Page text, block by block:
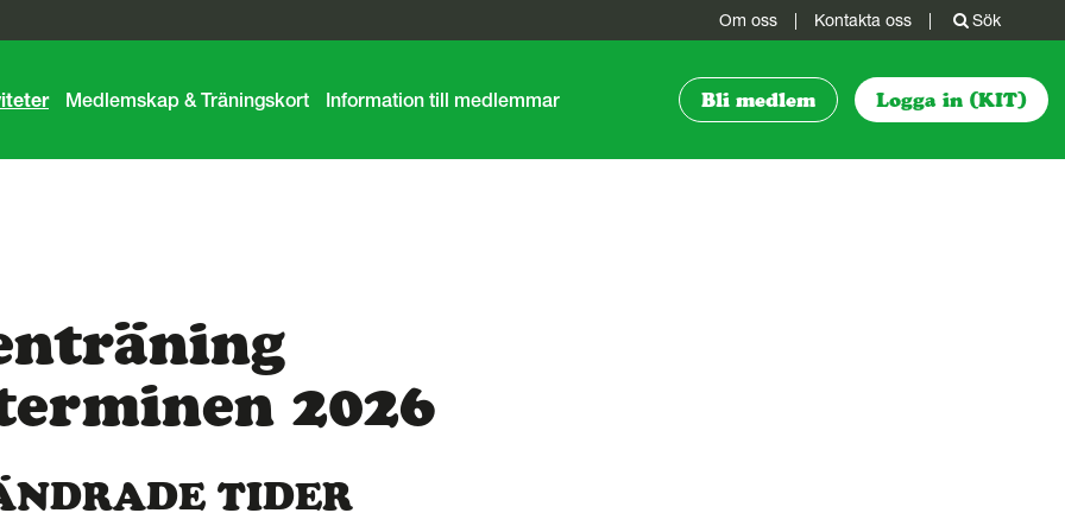
Om oss | Kontakta oss | Sök
Medlemskap & Träningskort Information till medlemmar Bli medlem Logga in (KIT)
2026
TIDER